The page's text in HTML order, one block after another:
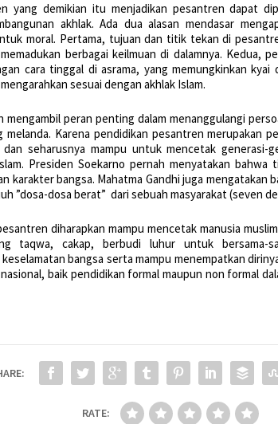
yang demikian itu menjadikan pesantren dapat
akhlak. Ada dua alasan mendasar
moral. Pertama, tujuan dan titik tekan di
berbagai keilmuan di dalamnya. Kedua,
cara tinggal di asrama, yang memungkinkan
sesuai dengan akhlak Islam.
mengambil peran penting dalam menanggulangi
melanda. Karena pendidikan pesantren merupakan
dan seharusnya mampu untuk mencetak generasi-
Presiden Soekarno pernah menyatakan bahwa
karakter bangsa. Mahatma Gandhi juga mengatakan
”dosa-dosa berat” dari sebuah masyarakat (seven
diharapkan mampu mencetak manusia
taqwa, cakap, berbudi luhur untuk bersama-
bangsa serta mampu menempatkan
baik pendidikan formal maupun non formal
RATE: